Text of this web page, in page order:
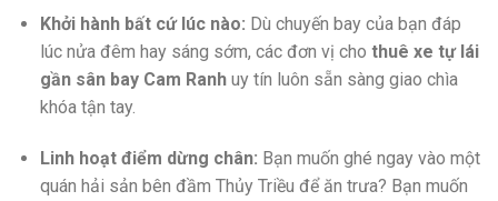
Khởi hành bất cứ lúc nào: Dù chuyến bay của bạn đáp
lúc nửa đêm hay sáng sớm, các đơn vị cho thuê xe tự lái
gần sân bay Cam Ranhuy tín luôn sẵn sàng giao chìa
khóa tận tay.
Linh hoạt điểm dừng chân: Bạn muốn ghé ngay vào một
quán hải sản bên đầm Thủy Triều để ăn trưa? Bạn muốn